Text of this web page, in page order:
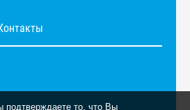
то, что Вы